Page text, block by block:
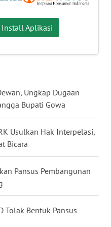
Install Aplikasi
Ungkap Dugaan
Bupati Gowa
Usulkan Hak Interpelasi,
Bicara
Pansus Pembangunan
Tolak Bentuk Pansus